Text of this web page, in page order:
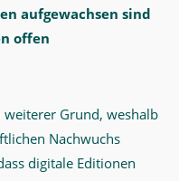
aufgewachsen sind
offen
weiterer Grund, weshalb
Nachwuchs
digitale Editionen